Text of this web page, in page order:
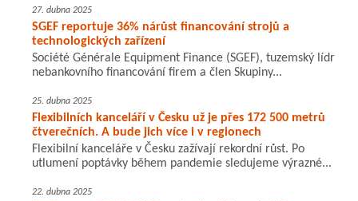
27. dubna 2025
SGEF reportuje 36% nárůst financování strojů a
technologických zařízení
Société Générale Equipment Finance (SGEF), tuzemský lídr
nebankovního financování firem a člen Skupiny...
25. dubna 2025
Flexibilních kanceláří v Česku už je přes 172 500 metrů
čtverečních. A bude jich více i v regionech
Flexibilní kanceláře v Česku zažívají rekordní růst. Po
utlumení poptávky během pandemie sledujeme výrazné...
22. dubna 2025